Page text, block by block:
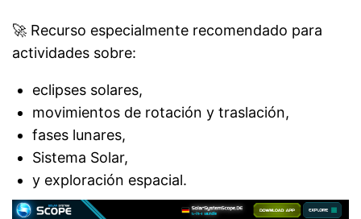
🚀 Recurso especialmente recomendado para
actividades sobre:
eclipses solares,
movimientos de rotación y traslación,
fases lunares,
Sistema Solar,
y exploración espacial.